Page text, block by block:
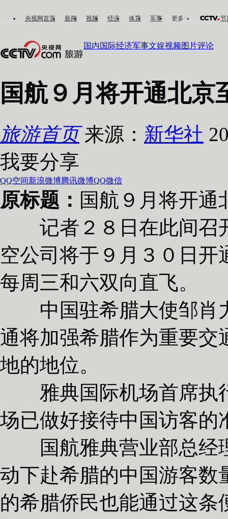
央视网首页 新闻 视频 经济 体育 军事 更多 节
国内国际经济军事文娱视频图片评论
国航９月将开通北京
旅游首页 来源： 新华社
我要分享
QQ空间新浪微博腾讯微博QQ微信
原标题： 国航９月将开通
记者２８日在此间召
空公司将于９月３０日
每周三和六双向直飞。
中国驻希腊大使邹肖
通将加强希腊作为重要交
地的地位。
雅典国际机场首席执
场已做好接待中国访客的
国航雅典营业部总经
动下赴希腊的中国游客数
的希腊侨民也能通过这